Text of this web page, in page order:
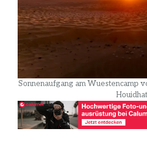
Sonnenaufgang am Wuestencamp
Houidhat